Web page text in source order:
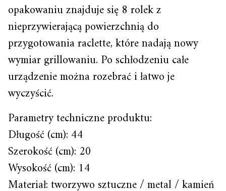
opakowaniu znajduje się 8 rolek z
nieprzywierającą powierzchnią do
przygotowania raclette, które nadają nowy
wymiar grillowaniu. Po schłodzeniu całe
urządzenie można rozebrać i łatwo je
wyczyścić.
Parametry techniczne produktu:
Długość (cm): 44
Szerokość (cm): 20
Wysokość (cm): 14
Materiał: tworzywo sztuczne / metal / kamień